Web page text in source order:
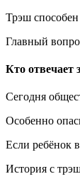
Трэш
Главный
Кто отвечает
Сегодня
Особенно
Если ребёнок
История с